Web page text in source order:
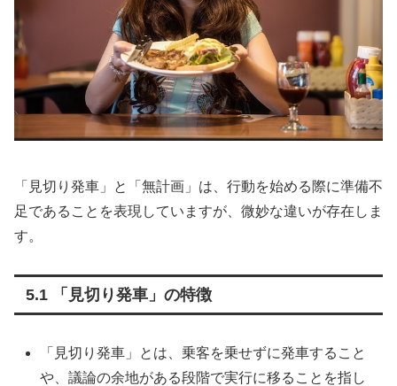
「見切り発車」と「無計画」は、行動を始める際に準備不
足であることを表現していますが、微妙な違いが存在しま
す。
5.1 「見切り発車」の特徴
「見切り発車」とは、乗客を乗せずに発車すること
や、議論の余地がある段階で実行に移ることを指し